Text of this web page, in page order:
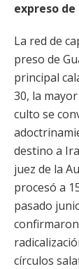
expreso
La red de
preso de
principal
30, la
culto se
destino a
juez de la
procesó a
pasado
círculos